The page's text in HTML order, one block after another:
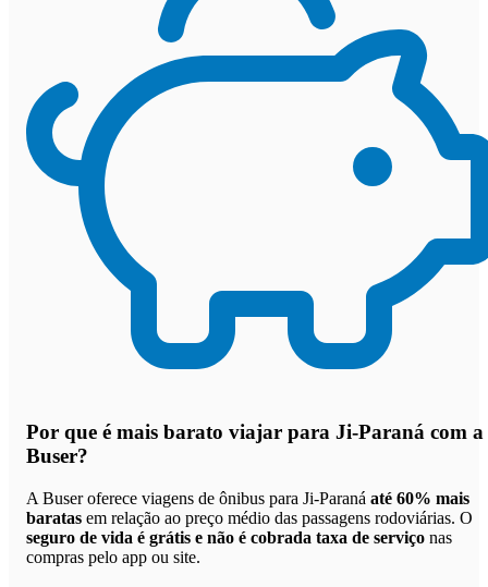
Por que é mais barato viajar para Ji-Paraná com a
Buser?
A Buser oferece viagens de ônibus para Ji-Paraná até 60% mais
baratas em relação ao preço médio das passagens rodoviárias. O
seguro de vida é grátis e não é cobrada taxa de serviço nas
compras pelo app ou site.